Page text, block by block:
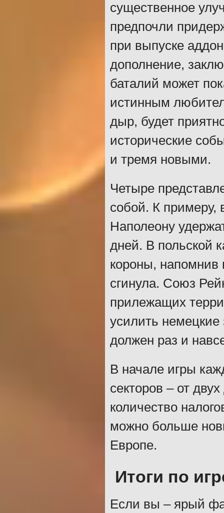
существенное
предпочли
при выпуске
дополнение,
баталий может
истинным
дыр, будет
исторические
и тремя новыми.
Четыре
собой. К
Наполеону
дней. В польской
короны, напомнив
сгинула. Союз
прилежащих
усилить
должен раз и
В начале игры
секторов – от
количество
можно больше
Европе.
Итоги по
Если вы – ярый